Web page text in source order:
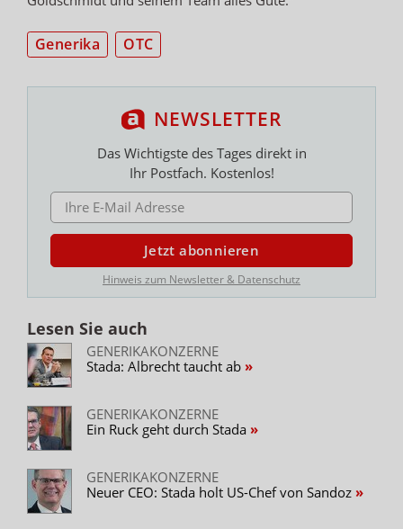
Generika OTC
NEWSLETTER
Das Wichtigste des Tages direkt in
Ihr Postfach. Kostenlos!
E-MAIL ADRESSE
Jetzt abonnieren
Hinweis zum Newsletter & Datenschutz
Lesen Sie auch
GENERIKAKONZERNE
Stada: Albrecht taucht ab
GENERIKAKONZERNE
Ein Ruck geht durch Stada
GENERIKAKONZERNE
Neuer CEO: Stada holt US-Chef von Sandoz